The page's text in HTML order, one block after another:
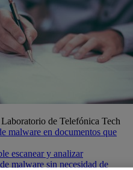
de Telefónica Tech
malware en documentos que
escanear y analizar
malware sin necesidad de